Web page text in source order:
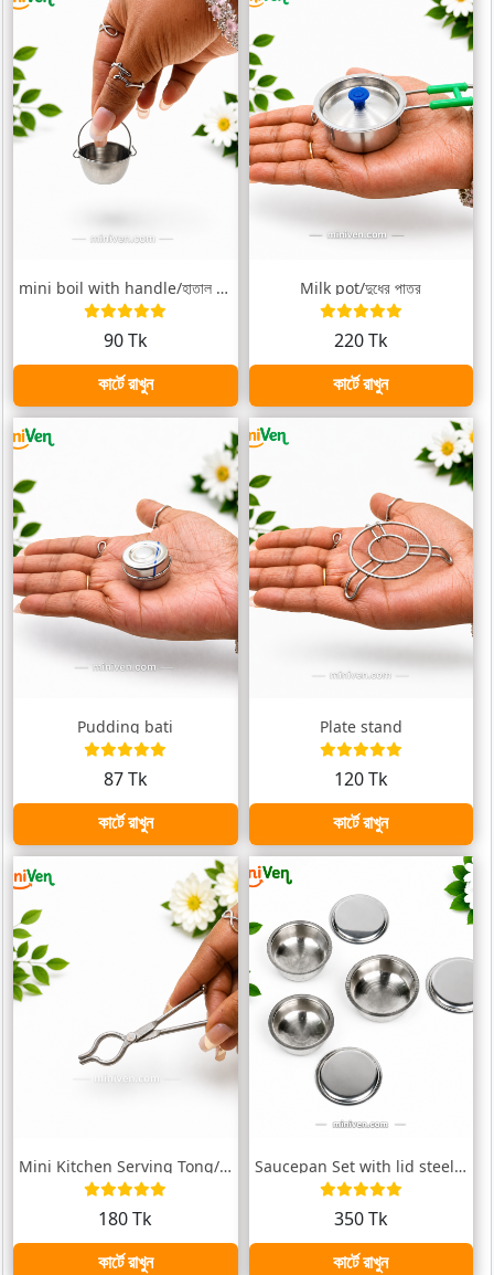
mini boil with handle/হাতাল যুক্ত বাটি
90 Tk
কার্টে রাখুন
Milk pot/দুধের পাত্র
220 Tk
কার্টে রাখুন
Pudding bati
87 Tk
কার্টে রাখুন
Plate stand
120 Tk
কার্টে রাখুন
Mini Kitchen Serving Tong/ চিমটা
180 Tk
কার্টে রাখুন
Saucepan Set with lid steel /সসপ্যান সেট...
350 Tk
কার্টে রাখুন